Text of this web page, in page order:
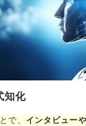
知化
で、 インタビュー